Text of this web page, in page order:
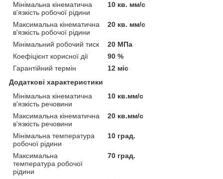
Мінімальна кінематична
в'язкість робочої рідини
10 кв. мм/с
Максимальна кінематична
в'язкість робочої рідини
20 кв. мм/с
Мінімальний робочий тиск
20 МПа
Коефіцієнт корисної дії
90 %
Гарантійний термін
12 міс
Додаткові характеристики
Мінімальна кінематична
в'язкість речовини
10 кв.мм/с
Максимальна кінематична
в'язкість речовини
20 кв.мм/с
Мінімальна температура
робочої рідини
10 град.
Максимальна
температура робочої
рідини
70 град.